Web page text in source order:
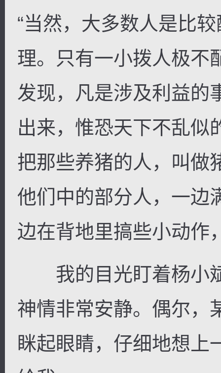
“当然，大多数人是比
理。只有一小拨人极不
发现，凡是涉及利益的
出来，惟恐天下不乱似
把那些养猪的人，叫做
他们中的部分人，一边
边在背地里搞些小动作
我的目光盯着杨小
神情非常安静。偶尔，
眯起眼睛，仔细地想上